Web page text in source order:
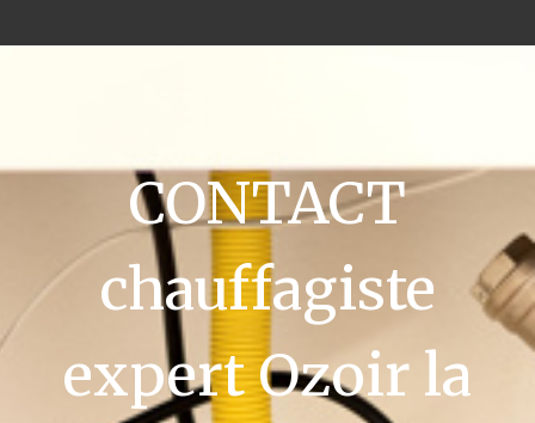
CONTACT
chauffagiste
expert Ozoir la